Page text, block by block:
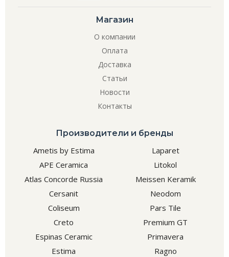
Магазин
О компании
Оплата
Доставка
Статьи
Новости
Контакты
Производители и бренды
Ametis by Estima
APE Ceramica
Atlas Concorde Russia
Cersanit
Coliseum
Creto
Espinas Ceramic
Estima
Laparet
Litokol
Meissen Keramik
Neodom
Pars Tile
Premium GT
Primavera
Ragno